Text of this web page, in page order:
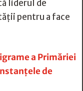
liderul de
pentru a face
a Primăriei
de